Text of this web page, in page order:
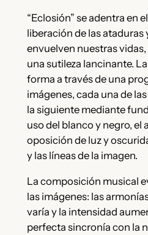
“Eclosión” se adentra en
liberación de las ataduras
envuelven nuestras
una sutileza lancinante.
forma a través de una
imágenes, cada una de
la siguiente mediante
uso del blanco y negro, el
oposición de luz y
y las líneas de la imagen.
La composición musical
las imágenes: las
varía y la intensidad
perfecta sincronía con la